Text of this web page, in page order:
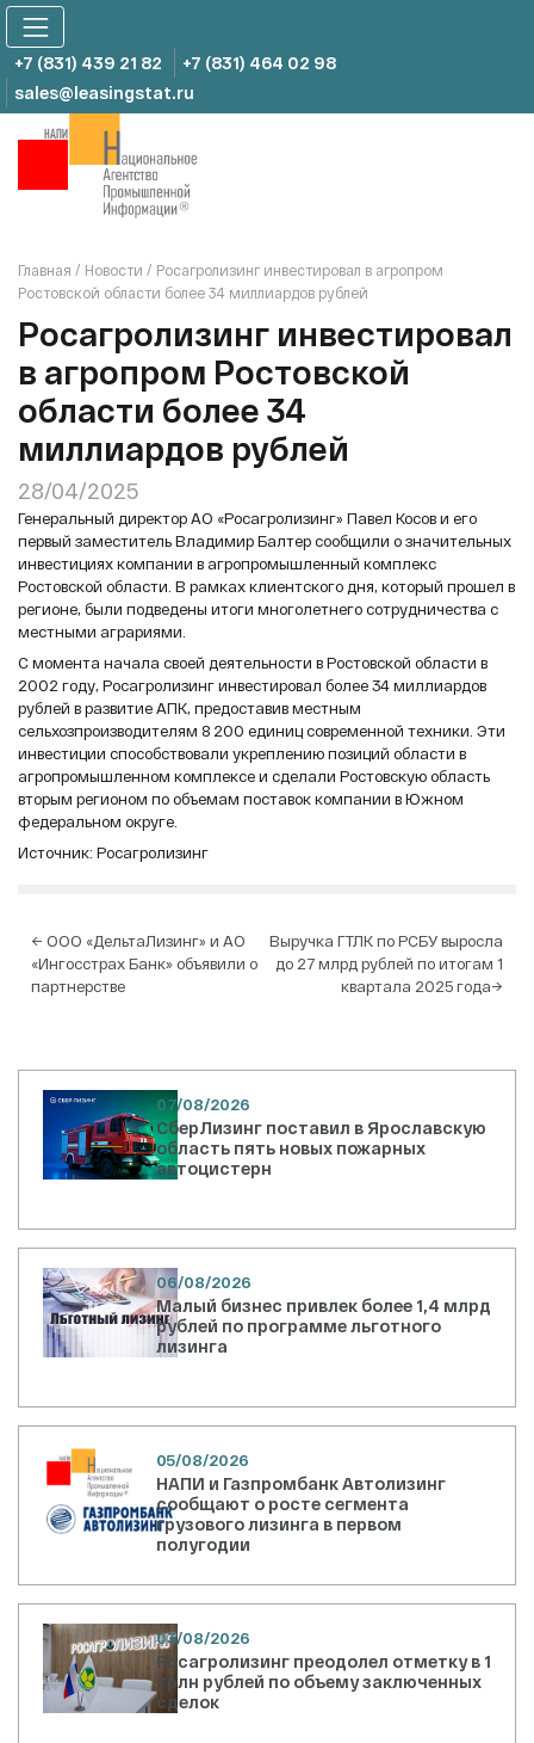
Skip
content
+7 (831) 439 21 82
+7 (831) 464 02 98
sales@leasingstat.ru
Главная / Новости / Росагролизинг инвестировал в агропром
Ростовской области более 34 миллиардов рублей
Росагролизинг инвестировал
в агропром Ростовской
области более 34
миллиардов рублей
28/04/2025
Генеральный директор АО «Росагролизинг» Павел Косов и его
первый заместитель Владимир Балтер сообщили о значительных
инвестициях компании в агропромышленный комплекс
Ростовской области. В рамках клиентского дня, который прошел в
регионе, были подведены итоги многолетнего сотрудничества с
местными аграриями.
С момента начала своей деятельности в Ростовской области в
2002 году, Росагролизинг инвестировал более 34 миллиардов
рублей в развитие АПК, предоставив местным
сельхозпроизводителям 8 200 единиц современной техники. Эти
инвестиции способствовали укреплению позиций области в
агропромышленном комплексе и сделали Ростовскую область
вторым регионом по объемам поставок компании в Южном
федеральном округе.
Источник: Росагролизинг
Навигация
по
← ООО «ДельтаЛизинг» и АО
«Ингосстрах Банк» объявили о
партнерстве
Выручка ГТЛК по РСБУ выросла
до 27 млрд рублей по итогам 1
квартала 2025 года→
07/08/2026
СберЛизинг поставил в Ярославскую
область пять новых пожарных
автоцистерн
06/08/2026
Малый бизнес привлек более 1,4 млрд
рублей по программе льготного
лизинга
05/08/2026
НАПИ и Газпромбанк Автолизинг
сообщают о росте сегмента
грузового лизинга в первом
полугодии
03/08/2026
Росагролизинг преодолел отметку в 1
трлн рублей по объему заключенных
сделок